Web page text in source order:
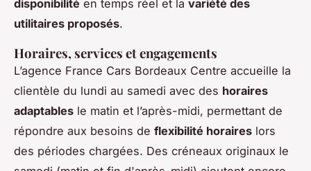
disponibilité en temps réel et la variété des
utilitaires proposés.
Horaires, services et engagements
L’agence France Cars Bordeaux Centre accueille la
clientèle du lundi au samedi avec des horaires
adaptables le matin et l’après-midi, permettant de
répondre aux besoins de flexibilité horaires lors
des périodes chargées. Des créneaux originaux le